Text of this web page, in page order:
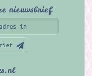
nieuwsbrief